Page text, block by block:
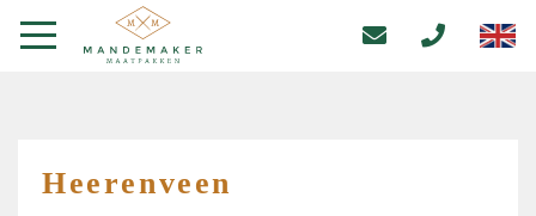
Heerenveen